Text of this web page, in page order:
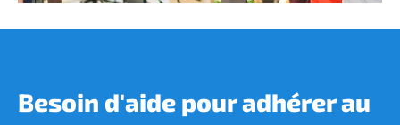
Besoin d'aide pour adhérer au